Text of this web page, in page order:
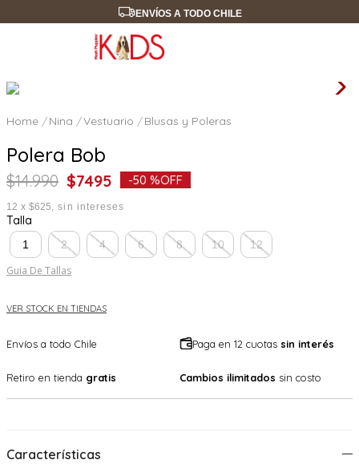
ENVÍOS A TODO CHILE
Nina Vestuario Blusas y Poleras
Polera Bob
$14.990 $7495 -50 %OFF
12 x $625 sin intereses
Talla
1 2 4 6 8 10 12
Guia De Tallas
VER STOCK EN TIENDAS
Envíos a todo Chile Paga en 12 cuotas sin interés
Retiro en tienda gratis Cambios ilimitados sin costo
Características